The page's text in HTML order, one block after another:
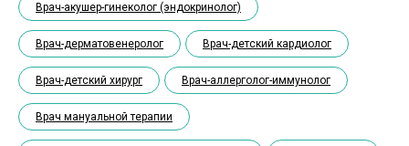
Врач-акушер-гинеколог (эндокринолог)
Врач-дерматовенеролог Врач-детский кардиолог
Врач-детский хирург Врач-аллерголог-иммунолог
Врач мануальной терапии